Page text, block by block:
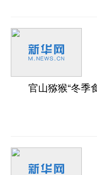
官山猕猴“冬季